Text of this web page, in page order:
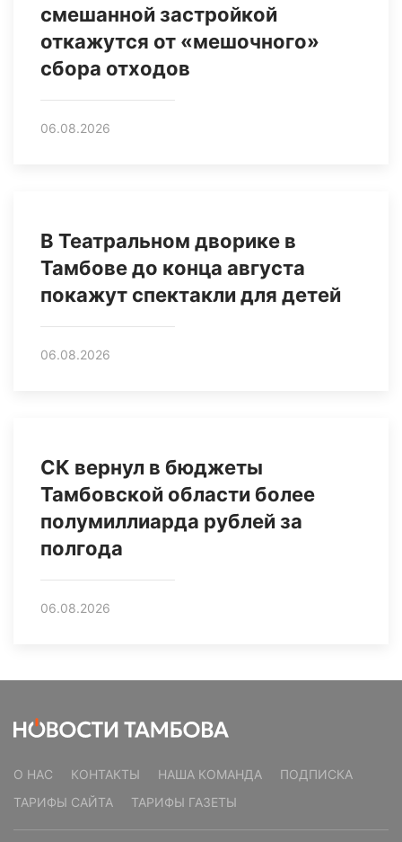
смешанной застройкой
откажутся от «мешочного»
сбора отходов
06.08.2026
В Театральном дворике в
Тамбове до конца августа
покажут спектакли для детей
06.08.2026
СК вернул в бюджеты
Тамбовской области более
полумиллиарда рублей за
полгода
06.08.2026
О НАС КОНТАКТЫ НАША КОМАНДА
ПОДПИСКА
ТАРИФЫ САЙТА
ТАРИФЫ ГАЗЕТЫ